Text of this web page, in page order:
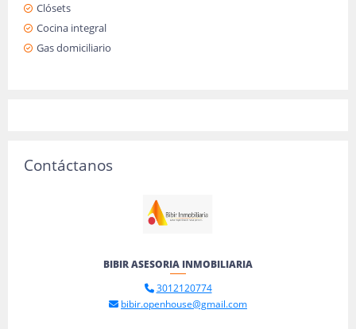
Clósets
Cocina integral
Gas domiciliario
Contáctanos
BIBIR ASESORIA INMOBILIARIA
3012120774
bibir.openhouse@gmail.com